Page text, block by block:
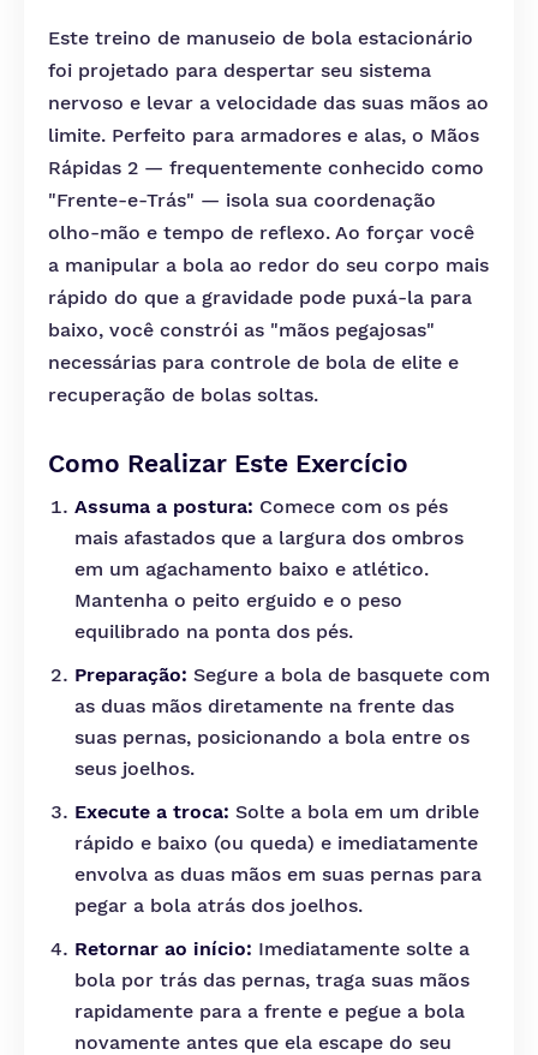
Este treino de manuseio de bola estacionário
foi projetado para despertar seu sistema
nervoso e levar a velocidade das suas mãos ao
limite. Perfeito para armadores e alas, o Mãos
Rápidas 2 — frequentemente conhecido como
"Frente-e-Trás" — isola sua coordenação
olho-mão e tempo de reflexo. Ao forçar você
a manipular a bola ao redor do seu corpo mais
rápido do que a gravidade pode puxá-la para
baixo, você constrói as "mãos pegajosas"
necessárias para controle de bola de elite e
recuperação de bolas soltas.
Como Realizar Este Exercício
Assuma a postura: Comece com os pés
mais afastados que a largura dos ombros
em um agachamento baixo e atlético.
Mantenha o peito erguido e o peso
equilibrado na ponta dos pés.
Preparação: Segure a bola de basquete com
as duas mãos diretamente na frente das
suas pernas, posicionando a bola entre os
seus joelhos.
Execute a troca: Solte a bola em um drible
rápido e baixo (ou queda) e imediatamente
envolva as duas mãos em suas pernas para
pegar a bola atrás dos joelhos.
Retornar ao início: Imediatamente solte a
bola por trás das pernas, traga suas mãos
rapidamente para a frente e pegue a bola
novamente antes que ela escape do seu